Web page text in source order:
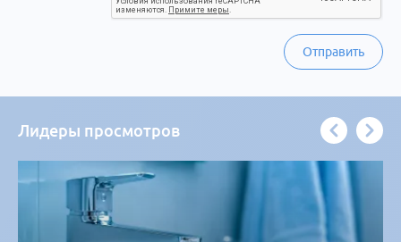
Отправить
Лидеры просмотров